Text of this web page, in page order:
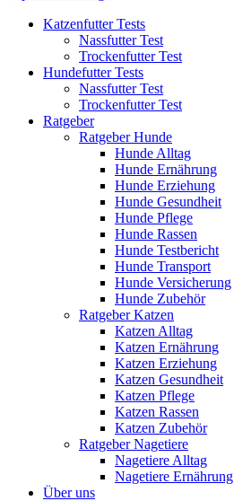
Katzenfutter Tests
Nassfutter Test
Trockenfutter Test
Hundefutter Tests
Nassfutter Test
Trockenfutter Test
Ratgeber
Ratgeber Hunde
Hunde Alltag
Hunde Ernährung
Hunde Erziehung
Hunde Gesundheit
Hunde Pflege
Hunde Rassen
Hunde Testbericht
Hunde Transport
Hunde Versicherung
Hunde Zubehör
Ratgeber Katzen
Katzen Alltag
Katzen Ernährung
Katzen Erziehung
Katzen Gesundheit
Katzen Pflege
Katzen Rassen
Katzen Zubehör
Ratgeber Nagetiere
Nagetiere Alltag
Nagetiere Ernährung
Über uns